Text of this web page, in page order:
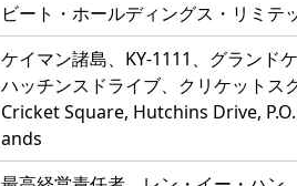
ビート・ホールディングス・リミテ
ケイマン諸島、KY-1111、グランド
ハッチンスドライブ、クリケットス
Cricket Square, Hutchins Drive,
ands